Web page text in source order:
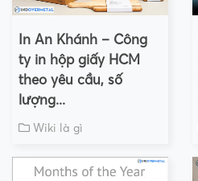
In An Khánh – Công
ty in hộp giấy HCM
theo yêu cầu, số
lượng...
Wiki là gì